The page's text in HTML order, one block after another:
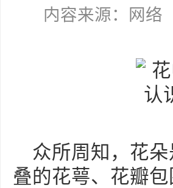
内容来源：网
众所周知，花
叠的花萼、花瓣